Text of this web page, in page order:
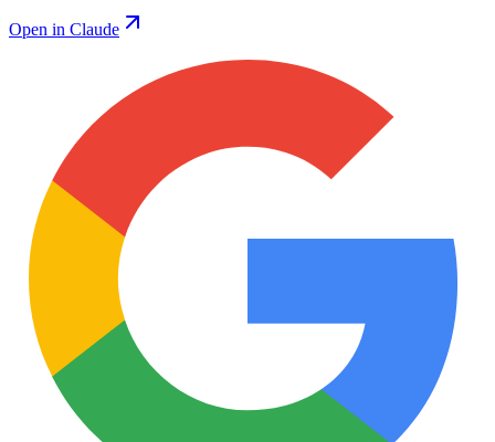
Open in Claude